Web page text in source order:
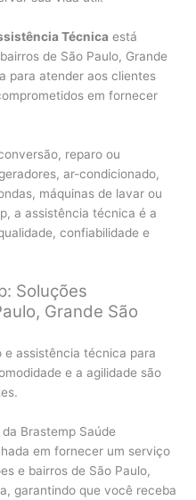
Técnica está
de São Paulo, Grande
para atender aos clientes
em fornecer
reparo ou
ar-condicionado,
máquinas de lavar ou
a assistência técnica é a
confiabilidade e
Soluções
Grande São
e assistência técnica para
e a agilidade são
Brastemp Saúde
em fornecer um serviço
e bairros de São Paulo,
garantindo que você receba